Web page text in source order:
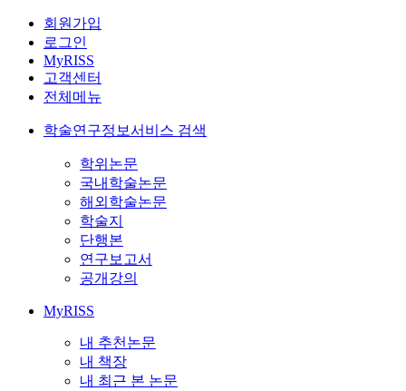
회원가입
로그인
MyRISS
고객센터
전체메뉴
학술연구정보서비스 검색
학위논문
국내학술논문
해외학술논문
학술지
단행본
연구보고서
공개강의
MyRISS
내 추천논문
내 책장
내 최근 본 논문